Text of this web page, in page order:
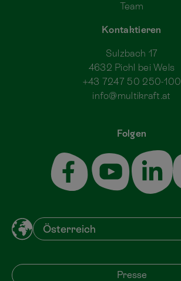
Folgen
Team
Kontaktieren
Sulzbach 17
4632 Pichl bei Wels
+43 7247 50 250-100
info@multikraft.at
Presse